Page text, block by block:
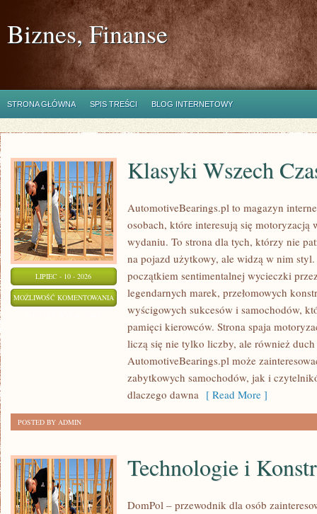
Biznes, Finanse
STRONA GŁÓWNA SPIS TREŚCI BLOG INTERNETOWY
LIPIEC - 10 - 2026
MOŻLIWOŚĆ KOMENTOWANIA KLASYKI
WSZECH
CZASÓW
Klasyki Wszech
AutomotiveBearings.pl to magazyn
osobach, które interesują się
wydaniu. To strona dla tych, którzy nie
na pojazd użytkowy, ale widzą w nim
początkiem sentimentalnej wycieczki
legendarnych marek, przełomowych
wyścigowych sukcesów i samochodów,
pamięci kierowców. Strona spaja
liczą się nie tylko liczby, ale również duch
AutomotiveBearings.pl może
zabytkowych samochodów, jak i
dlaczego dawna [ Read More ]
POSTED BY ADMIN
Technologie i
DomPol – przewodnik dla osób